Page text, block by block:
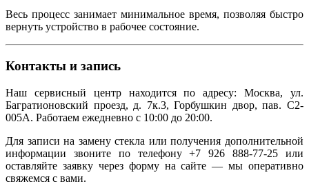
Весь процесс занимает минимальное время, позволяя быстро
вернуть устройство в рабочее состояние.
Контакты и запись
Наш сервисный центр находится по адресу: Москва, ул.
Багратионовский проезд, д. 7к.3, Горбушкин двор, пав. C2-
005A. Работаем ежедневно с 10:00 до 20:00.
Для записи на замену стекла или получения дополнительной
информации звоните по телефону +7 926 888-77-25 или
оставляйте заявку через форму на сайте — мы оперативно
свяжемся с вами.